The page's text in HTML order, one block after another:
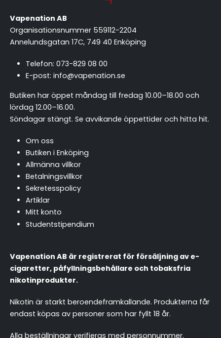
Vapenation AB
Organisationsnummer 559112-2204
Annelundsgatan 17C, 749 40 Enköping
Telefon: 073-829 08 00
E-post: info@vapenation.se
Butiken har öppet måndag till fredag 10.00–18.00 och
lördag 12.00–16.00.
Söndagar stängt. Se avvikande öppettider och hitta hit.
Om oss
Butiken i Enköping
Allmänna villkor
Betalningsvillkor
Sekretesspolicy
Artiklar
Mitt konto
Studentstipendium
Vapenation AB är registrerat för försäljning av e-
cigaretter, påfyllningsbehållare och tobaksfria
nikotinprodukter.
Nikotin är starkt beroendeframkallande. Produkterna får
endast köpas av personer som har fyllt 18 år.
Alla beställningar verifieras med personnummer.